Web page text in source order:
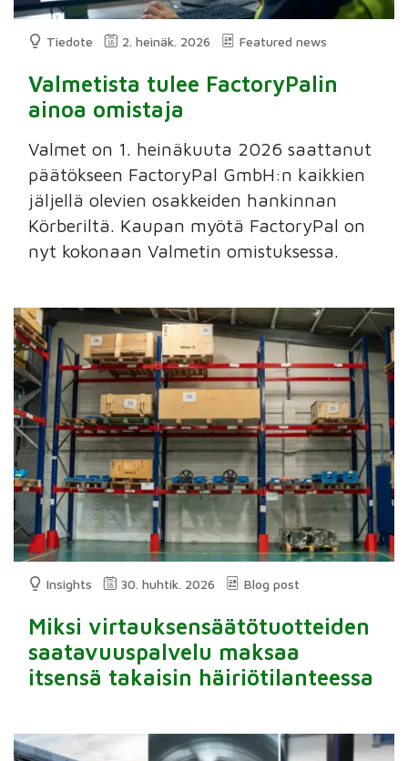
Tiedote 2. heinäk. 2026 Featured news
Valmetista tulee FactoryPalin
ainoa omistaja
Valmet on 1. heinäkuuta 2026 saattanut
päätökseen FactoryPal GmbH:n kaikkien
jäljellä olevien osakkeiden hankinnan
Körberiltä. Kaupan myötä FactoryPal on
nyt kokonaan Valmetin omistuksessa.
Insights 30. huhtik. 2026 Blog post
Miksi virtauksensäätötuotteiden
saatavuuspalvelu maksaa
itsensä takaisin häiriötilanteessa